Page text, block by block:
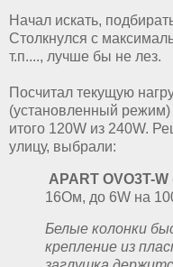
Начал искать,
Столкнулся с
т.п...., лучше бы не лез.
Посчитал текущую
(установленный
итого 120W из 240W.
улицу, выбрали:
APART OVO3T-
16Ом, до 6W на
Белые колонки
крепление из